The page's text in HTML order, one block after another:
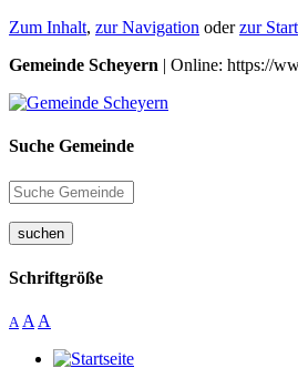
Zum Inhalt, zur Navigation oderzur
Gemeinde Scheyern | Online: https://
Suche Gemeinde
suchen
Schriftgröße
A A A